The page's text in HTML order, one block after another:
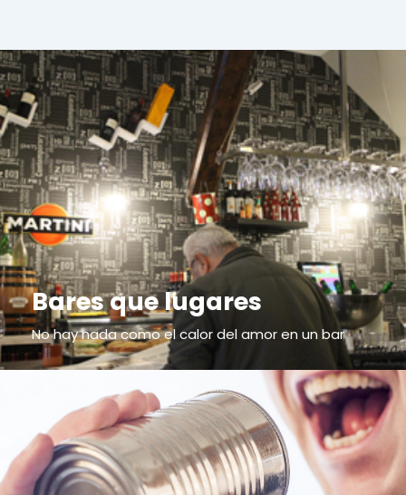
Bares que lugares
No hay nada como el calor del amor en un bar